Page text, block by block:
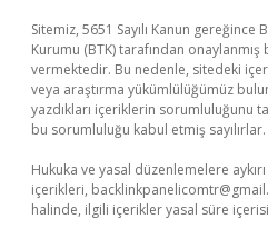
Sitemiz, 5651 Sayılı Kanun
Kurumu (BTK) tarafından onaylanmış
vermektedir. Bu nedenle, sitedeki
veya araştırma yükümlülüğümüz
yazdıkları içeriklerin sorumluluğunu
bu sorumluluğu kabul etmiş sayılırlar.
Hukuka ve yasal düzenlemelere
içerikleri,
halinde, ilgili içerikler yasal süre